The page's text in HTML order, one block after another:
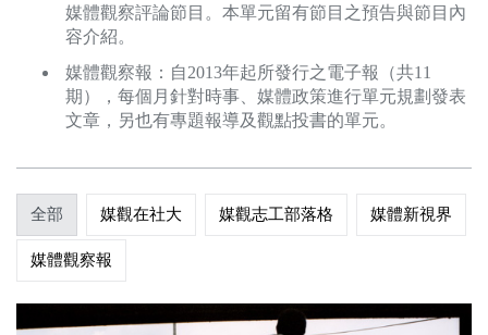
研究計畫
申訴
捐款支持
媒體觀察評論節目。本單元留有節目之預告與節目內
容介紹。
媒體觀察報：自2013年起所發行之電子報（共11
期），每個月針對時事、媒體政策進行單元規劃發表
文章，另也有專題報導及觀點投書的單元。
全部 媒觀在社大 媒觀志工部落格 媒體新視界
媒體觀察報